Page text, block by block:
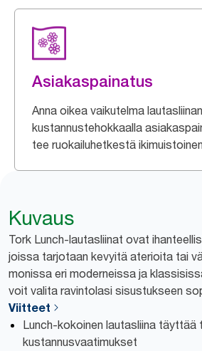
Asiakaspainatus
Anna oikea vaikutelma lautasliinan
kustannustehokkaalla
tee ruokailuhetkestä
Kuvaus
Tork Lunch-lautasliinat ovat
joissa tarjotaan kevyitä aterioita tai
monissa eri moderneissa ja
voit valita ravintolasi sisustukseen
Viitteet
Lunch-kokoinen lautasliina täyttää
kustannusvaatimukset